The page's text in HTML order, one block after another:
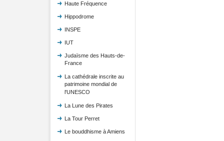
Haute Fréquence
Hippodrome
INSPE
IUT
Judaïsme des Hauts-de-
France
La cathédrale inscrite au
patrimoine mondial de
l'UNESCO
La Lune des Pirates
La Tour Perret
Le bouddhisme à Amiens